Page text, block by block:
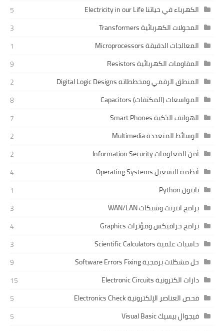
الكهرباء في حياتنا Electricity in our Life
5
المحولات الكهربائية Transformers
3
المعالجات الدقيقة Microprocessors
1
المقاومات الكهربائية Resistors
9
المنطق الرقمي ومخططاته Digital Logic Designs
2
المواسعات (المكثفات) Capacitors
8
الهواتف الذكية Smart Phones
7
الوسائط المتعددة Multimedia
2
أمن المعلومات Information Security
2
أنظمة التشغيل Operating Systems
4
بايثون Python
1
برامج انترنت وشبكات WAN/LAN
3
برامج جرافيكس ومؤثرات Graphics
4
حاسبات علمية Scientific Calculators
3
حل مشكلات برمجية Software Errors Fixing
9
دارات الكترونية Electronic Circuits
15
فحص العناصر الإلكترونية Electronics Check
5
فيجوال بيسيك Visual Basic
5